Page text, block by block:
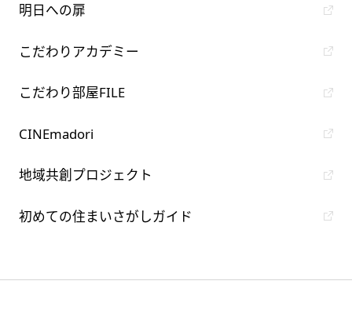
明日への扉
こだわりアカデミー
こだわり部屋FILE
CINEmadori
地域共創プロジェクト
初めての住まいさがしガイド